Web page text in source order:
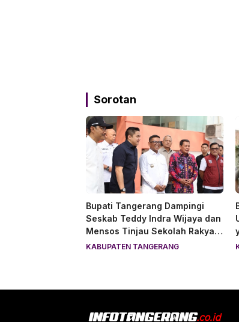
Sorotan
Bupati Tangerang Dampingi
Seskab Teddy Indra Wijaya dan
Mensos Tinjau Sekolah Rakyat
di Curug
KABUPATEN TANGERANG